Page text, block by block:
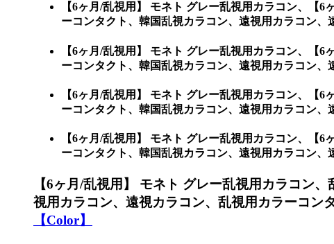
【6ヶ月/乱視用】 モネト グレー乱視用カラコン、
【6
ーコンタクト、韓国乱視カラコン、遠視用カラコン
【6ヶ月/乱視用】 モネト グレー乱視用カラコン、
【6
ーコンタクト、韓国乱視カラコン、遠視用カラコン
【6ヶ月/乱視用】 モネト グレー乱視用カラコン、
【6
ーコンタクト、韓国乱視カラコン、遠視用カラコン
【6ヶ月/乱視用】 モネト グレー乱視用カラコン、
【6
ーコンタクト、韓国乱視カラコン、遠視用カラコン
【6ヶ月/乱視用】 モネト グレー乱視用カラコン、
視用カラコン、遠視カラコン、乱視用カラーコン
【Color】